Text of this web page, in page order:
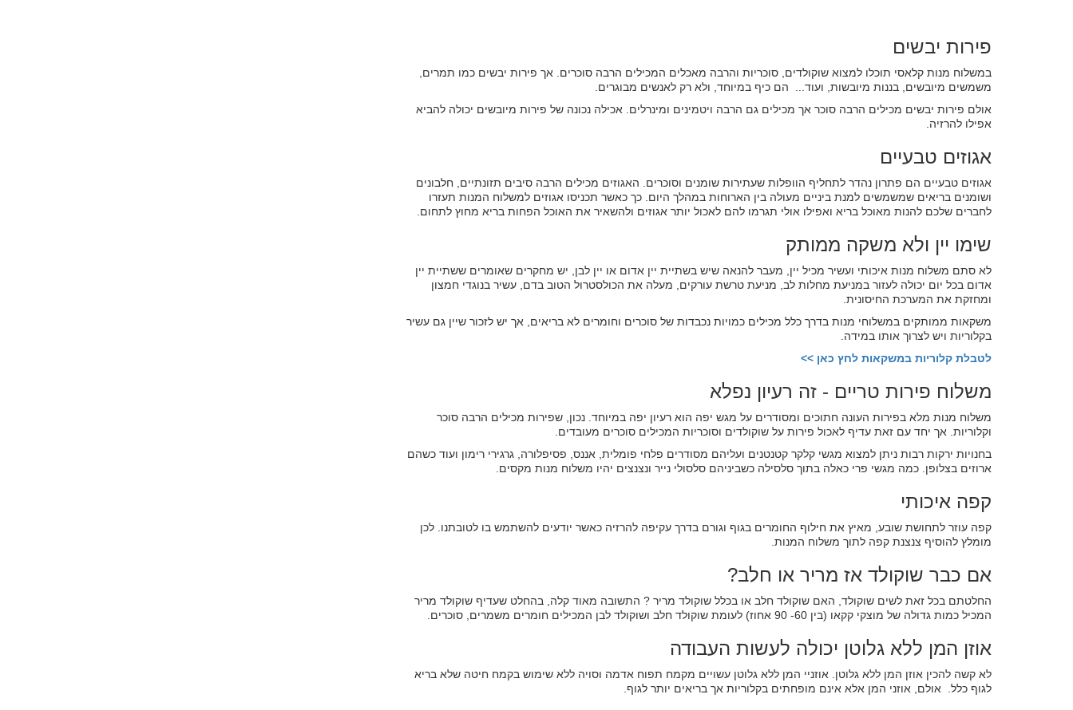
פירות יבשים
במשלוח מנות קלאסי תוכלו למצוא שוקולדים, סוכריות והרבה מאכלים המכילים הרבה סוכרים. אך פירות יבשים כמו תמרים,
משמשים מיובשים, בננות מיובשות, ועוד... הם כיף במיוחד, ולא רק לאנשים מבוגרים.
אולם פירות יבשים מכילים הרבה סוכר אך מכילים גם הרבה ויטמינים ומינרלים. אכילה נכונה של פירות מיובשים יכולה להביא
אפילו להרזיה.
אגוזים טבעיים
אגוזים טבעיים הם פתרון נהדר לתחליף הוופלות שעתירות שומנים וסוכרים. האגוזים מכילים הרבה סיבים תזונתיים, חלבונים
ושומנים בריאים שמשמשים למנת ביניים מעולה בין הארוחות במהלך היום. כך כאשר תכניסו אגוזים למשלוח המנות תעזרו
לחברים שלכם להנות מאוכל בריא ואפילו אולי תגרמו להם לאכול יותר אגוזים ולהשאיר את האוכל הפחות בריא מחוץ לתחום.
שימו יין ולא משקה ממותק
לא סתם משלוח מנות איכותי ועשיר מכיל יין, מעבר להנאה שיש בשתיית יין אדום או יין לבן, יש מחקרים שאומרים ששתיית יין
אדום בכל יום יכולה לעזור במניעת מחלות לב, מניעת טרשת עורקים, מעלה את הכולסטרול הטוב בדם, עשיר בנוגדי חמצון
ומחזקת את המערכת החיסונית.
משקאות ממותקים במשלוחי מנות בדרך כלל מכילים כמויות נכבדות של סוכרים וחומרים לא בריאים, אך יש לזכור שיין גם עשיר
בקלוריות ויש לצרוך אותו במידה.
לטבלת קלוריות במשקאות לחץ כאן >>
משלוח פירות טריים - זה רעיון נפלא
משלוח מנות מלא בפירות העונה חתוכים ומסודרים על מגש יפה הוא רעיון יפה במיוחד. נכון, שפירות מכילים הרבה סוכר
וקלוריות. אך יחד עם זאת עדיף לאכול פירות על שוקולדים וסוכריות המכילים סוכרים מעובדים.
בחנויות ירקות רבות ניתן למצוא מגשי קלקר קטנטנים ועליהם מסודרים פלחי פומלית, אננס, פסיפלורה, גרגירי רימון ועוד כשהם
ארוזים בצלופן. כמה מגשי פרי כאלה בתוך סלסילה כשביניהם סלסולי נייר ונצנצים יהיו משלוח מנות מקסים.
קפה איכותי
קפה עוזר לתחושת שובע, מאיץ את חילוף החומרים בגוף וגורם בדרך עקיפה להרזיה כאשר יודעים להשתמש בו לטובתנו. לכן
מומלץ להוסיף צנצנת קפה לתוך משלוח המנות.
אם כבר שוקולד אז מריר או חלב?
החלטתם בכל זאת לשים שוקולד, האם שוקולד חלב או בכלל שוקולד מריר ? התשובה מאוד קלה, בהחלט שעדיף שוקולד מריר
המכיל כמות גדולה של מוצקי קקאו (בין 60- 90 אחוז) לעומת שוקולד חלב ושוקולד לבן המכילים חומרים משמרים, סוכרים.
אוזן המן ללא גלוטן יכולה לעשות העבודה
לא קשה להכין אוזן המן ללא גלוטן. אוזניי המן ללא גלוטן עשויים מקמח תפוח אדמה וסויה ללא שימוש בקמח חיטה שלא בריא
לגוף כלל. אולם, אוזני המן אלא אינם מופחתים בקלוריות אך בריאים יותר לגוף.